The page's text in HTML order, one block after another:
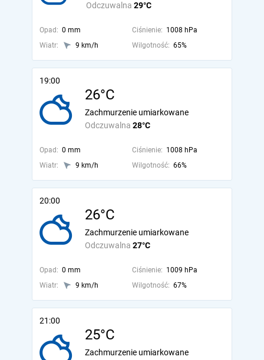
Odczuwalna 29°C
Opad: 0 mm Ciśnienie: 1008 hPa
Wiatr:
9 km/h Wilgotność: 65%
19:00
26°C
Odczuwalna 28°C
Zachmurzenie umiarkowane
Opad: 0 mm Ciśnienie: 1008 hPa
Wiatr:
9 km/h Wilgotność: 66%
20:00
26°C
Odczuwalna 27°C
Zachmurzenie umiarkowane
Opad: 0 mm Ciśnienie: 1009 hPa
Wiatr:
9 km/h Wilgotność: 67%
21:00
25°C
Zachmurzenie umiarkowane